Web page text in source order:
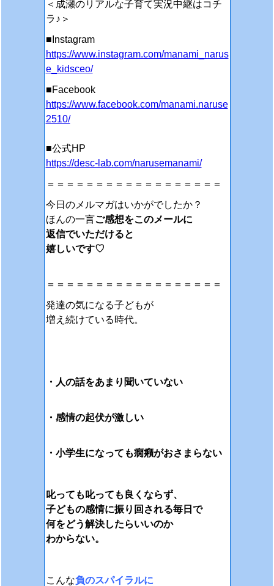
＜成瀬のリアルな子育て実況中継はコチ
ラ♪＞
■Instagram
https://www.instagram.com/manami_narus
e_kidsceo/
■Facebook
https://www.facebook.com/manami.naruse
2510/
■公式HP
https://desc-lab.com/narusemanami/
＝＝＝＝＝＝＝＝＝＝＝＝＝＝＝＝＝＝
今日のメルマガはいかがでしたか？
ほんの一言ご感想をこのメールに
返信でいただけると
嬉しいです♡
＝＝＝＝＝＝＝＝＝＝＝＝＝＝＝＝＝＝
発達の気になる子どもが
増え続けている時代。
・人の話をあまり聞いていない
・感情の起伏が激しい
・小学生になっても癇癪がおさまらない
叱っても叱っても 良くならず、
子どもの感情に振り回される毎日で
何をどう解決したらいいのか
わからない。
こんな負のスパイラルに